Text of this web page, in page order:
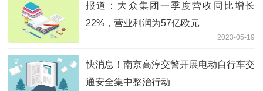
报道：大众集团一季度营收同比增长
22%，营业利润为57亿欧元
2023-05-19
快消息！南京高淳交警开展电动自行车交
通安全集中整治行动